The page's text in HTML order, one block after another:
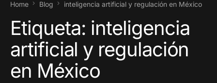
Home Blog inteligencia artificial y regulación en México
Etiqueta: inteligencia
artificial y regulación
en México